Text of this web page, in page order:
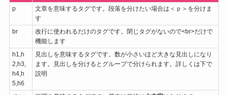
p
文章を意味するタグです。段落を分けたい場合は＜ｐ＞を分けま
す
br
改行に使われるだけのタグです。閉じタグがないので<br>だけで
機能します
h1,h
2,h3,
h4,h
5,h6
見出しを意味するタグです。数が小さいほど大きな見出しになり
ます。見出しを分けるとグループで分けられます。詳しくは下で
説明